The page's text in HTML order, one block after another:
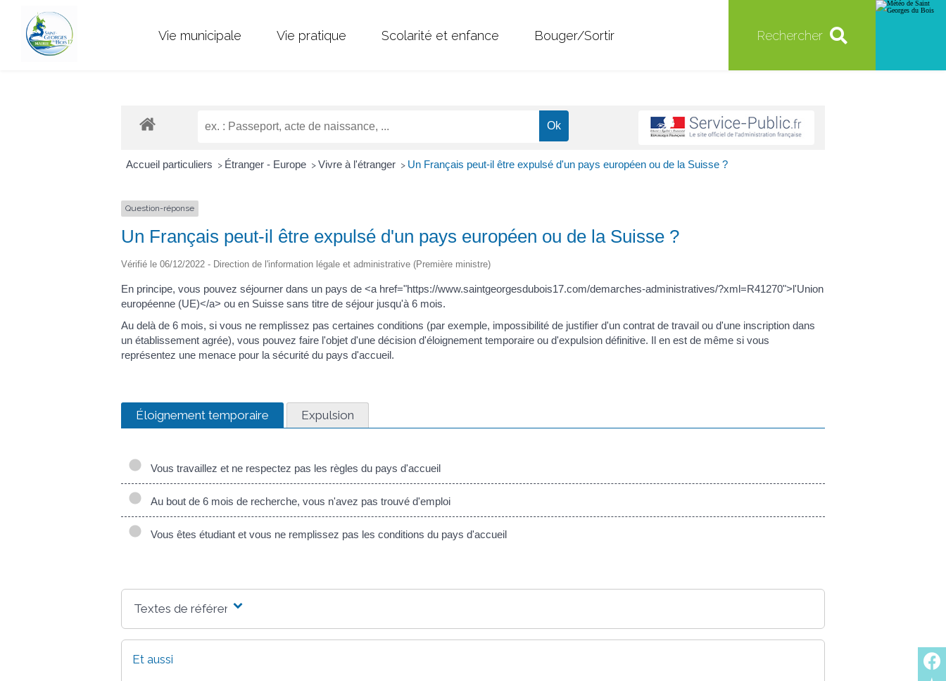
Vie municipale Vie pratique Scolarité et enfance Bouger/Sortir Rechercher
Accueil particuliers > Étranger - Europe > Vivre à l'étranger > Un Français peut-il être expulsé d'un pays européen ou de la Suisse ?
Question-réponse
Un Français peut-il être expulsé d'un pays européen ou de la Suisse ?
Vérifié le 06/12/2022 - Direction de l'information légale et administrative (Première ministre)
En principe, vous pouvez séjourner dans un pays de <a href="https://www.saintgeorgesdubois17.com/demarches-administratives/?xml=R41270">l'Union
européenne (UE)</a> ou en Suisse sans titre de séjour jusqu'à 6 mois.
Au delà de 6 mois, si vous ne remplissez pas certaines conditions (par exemple, impossibilité de justifier d'un contrat de travail ou d'une inscription dans
un établissement agrée), vous pouvez faire l'objet d'une décision d'éloignement temporaire ou d'expulsion définitive. Il en est de même si vous
représentez une menace pour la sécurité du pays d'accueil.
Éloignement temporaire Expulsion
Vous travaillez et ne respectez pas les règles du pays d'accueil
Au bout de 6 mois de recherche, vous n'avez pas trouvé d'emploi
Vous êtes étudiant et vous ne remplissez pas les conditions du pays d'accueil
Textes de référence
Et aussi